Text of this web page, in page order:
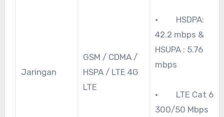
Jaringan
GSM / CDMA /
HSPA / LTE 4G
LTE
· HSDPA:
42.2 mbps &
HSUPA : 5.76
mbps
· LTE Cat 6
300/50 Mbps